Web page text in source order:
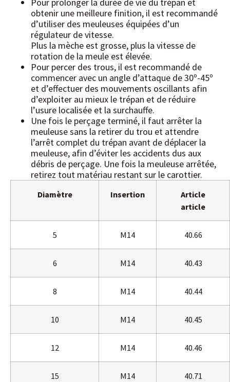
obtenir une meilleure finition, il est recommandé
d’utiliser des meuleuses équipées d’un
régulateur de vitesse.
Plus la mèche est grosse, plus la vitesse de
rotation de la meule est élevée.
Pour percer des trous, il est recommandé de
commencer avec un angle d’attaque de 30º-45º
et d’effectuer des mouvements oscillants afin
d’exploiter au mieux le trépan et de réduire
l’usure localisée et la surchauffe.
Une fois le perçage terminé, il faut arrêter la
meuleuse sans la retirer du trou et attendre
l’arrêt complet du trépan avant de déplacer la
meuleuse, afin d’éviter les accidents dus aux
débris de perçage. Une fois la meuleuse arrêtée,
retirez tout matériau restant sur le carottier.
Diamètre Insertion
Article
article
5 M14 40.66
6 M14 40.43
8 M14 40.44
10 M14 40.45
12 M14 40.46
15 M14 40.71